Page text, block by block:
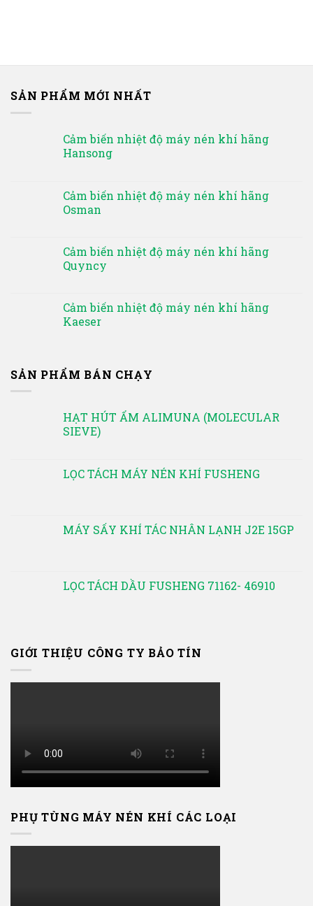
SẢN PHẨM MỚI NHẤT
Cảm biến nhiệt độ máy nén khí hãng
Hansong
Cảm biến nhiệt độ máy nén khí hãng
Osman
Cảm biến nhiệt độ máy nén khí hãng
Quyncy
Cảm biến nhiệt độ máy nén khí hãng
Kaeser
SẢN PHẨM BÁN CHẠY
HẠT HÚT ẨM ALIMUNA (MOLECULAR
SIEVE)
LỌC TÁCH MÁY NÉN KHÍ FUSHENG
MÁY SẤY KHÍ TÁC NHÂN LẠNH J2E 15GP
LỌC TÁCH DẦU FUSHENG 71162- 46910
GIỚI THIỆU CÔNG TY BẢO TÍN
PHỤ TÙNG MÁY NÉN KHÍ CÁC LOẠI